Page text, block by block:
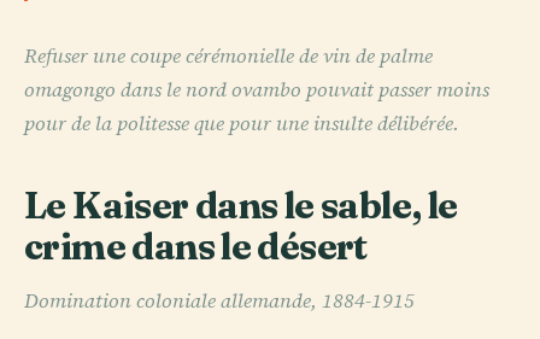
Refuser une coupe cérémonielle de vin de palme
omagongo dans le nord ovambo pouvait passer moins
pour de la politesse que pour une insulte délibérée.
Le Kaiser dans le sable, le
crime dans le désert
Domination coloniale allemande, 1884-1915